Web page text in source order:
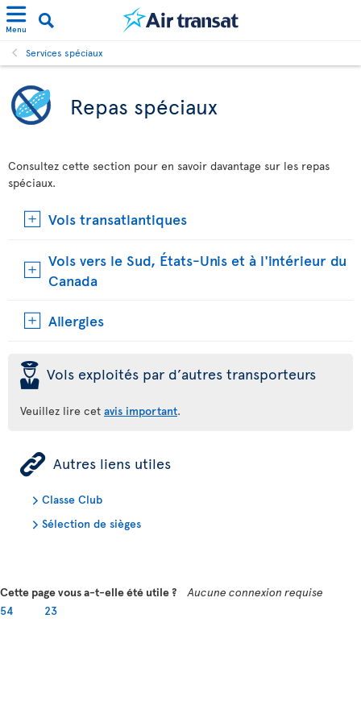
Menu
Services spéciaux
Repas spéciaux
Consultez cette section pour en savoir davantage sur les repas
spéciaux.
Vols transatlantiques
Vols vers le Sud, États-Unis et à l'intérieur du
Canada
Allergies
þ Vols exploités par d’autres transporteurs
Veuillez lire cet avis important.
ÿ Autres liens utiles
Classe Club
Sélection de sièges
Cette page vous a-t-elle été utile ?
Aucune connexion requise
54
23